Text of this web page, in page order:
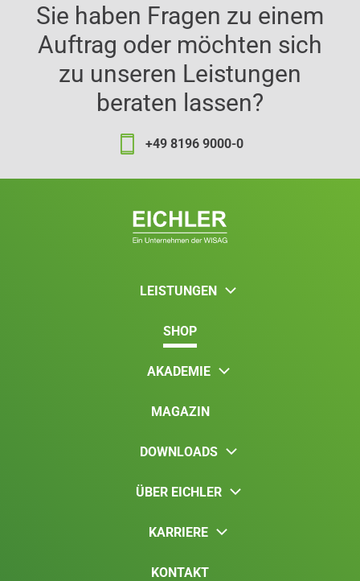
Sie haben Fragen zu einem
Auftrag oder möchten sich
zu unseren Leistungen
beraten lassen?
+49 8196 9000-0
LEISTUNGEN
SHOP
AKADEMIE
MAGAZIN
DOWNLOADS
ÜBER EICHLER
KARRIERE
KONTAKT